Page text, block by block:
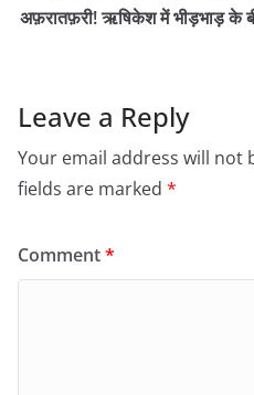
अफ़रातफ़री! ऋषिकेश में भीड़भाड़ के
Leave a Reply
Your email address will not
fields are marked *
Comment*